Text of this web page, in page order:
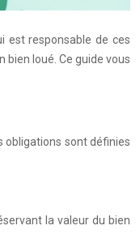
est responsable de ces
loué. Ce guide vous
obligations sont définies
la valeur du bien